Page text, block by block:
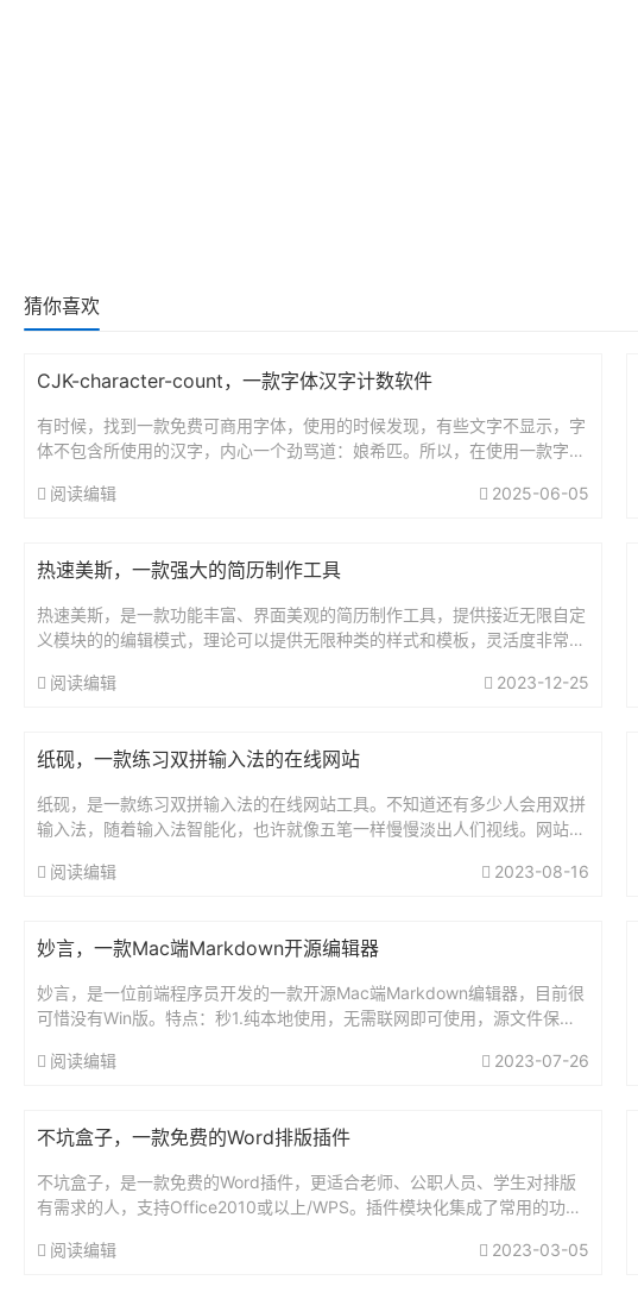
猜你喜欢
CJK-character-count，一款字体汉字计数软件
有时候，找到一款免费可商用字体，使用的时候发现，有些文字不显示，字
体不包含所使用的汉字，内心一个劲骂道：娘希匹。所以，在使用一款字体
K...阅读编辑 2025-06-05
热速美斯，一款强大的简历制作工具
热速美斯，是一款功能丰富、界面美观的简历制作工具，提供接近无限自定
义模块的的编辑模式，理论可以提供无限种类的样式和模板，灵活度非常
模...阅读编辑 2023-12-25
​纸砚，一款练习双拼输入法的在线网站
纸砚，是一款练习双拼输入法的在线网站工具。不知道还有多少人会用双拼
输入法，随着输入法智能化，也许就像五笔一样慢慢淡出人们视线。网站地
阅读编辑
2023-08-16
妙言，一款Mac端Markdown开源编辑器
妙言，是一位前端程序员开发的一款开源Mac端Markdown编辑器，目前很
可惜没有Win版。特点：秒1.纯本地使用，无需联网即可使用，源文件保存
阅读编辑
2023-07-26
不坑盒子，一款免费的Word排版插件
不坑盒子，是一款免费的Word插件，更适合老师、公职人员、学生对排版
有需求的人，支持Office2010或以上/WPS。插件模块化集成了常用的功
阅读编辑
2023-03-05